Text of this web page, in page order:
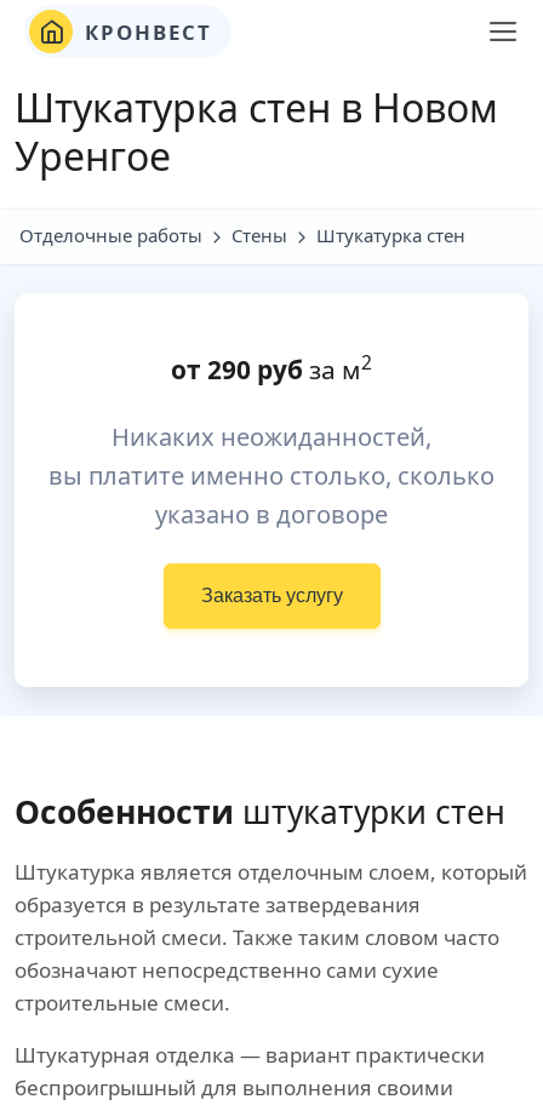
КРОНВЕСТ
Штукатурка стен в Новом
Уренгое
Отделочные работы Стены Штукатурка стен
от 290 руб за м2
Никаких неожиданностей,
вы платите именно столько, сколько
указано в договоре
Заказать услугу
Особенности штукатурки стен
Штукатурка является отделочным слоем, который
образуется в результате затвердевания
строительной смеси. Также таким словом часто
обозначают непосредственно сами сухие
строительные смеси.
Штукатурная отделка — вариант практически
беспроигрышный для выполнения своими